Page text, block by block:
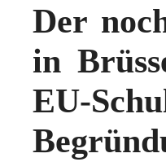
Der
in
EU-